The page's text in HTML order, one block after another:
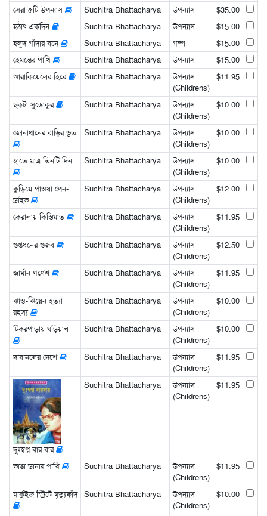
সেরা ৫টি উপন্যাস Suchitra Bhattacharya উপন্যাস
$35.00
হঠাৎ একদিন
Suchitra Bhattacharya উপন্যাস
$15.00
হলুদ গাঁদার বনে
Suchitra Bhattacharya গল্প
$15.00
হেমন্তের পাখি
Suchitra Bhattacharya উপন্যাস
$15.00
আরাকিয়েলের হিরে
Suchitra Bhattacharya
উপন্যাস
(Childrens)
$11.95
ছকটা সুডোকুর Suchitra Bhattacharya
উপন্যাস
(Childrens)
$10.00
জোনাথানের বাড়ির ভূত Suchitra Bhattacharya
উপন্যাস
(Childrens)
$10.00
হাতে মাত্র তিনটি দিন Suchitra Bhattacharya
উপন্যাস
(Childrens)
$10.00
কুড়িয়ে পাওয়া পেন-
ড্রাইভ
Suchitra Bhattacharya
উপন্যাস
(Childrens)
$12.00
কেরালায় কিস্তিমাত Suchitra Bhattacharya
উপন্যাস
(Childrens)
$11.95
গুপ্তধনের গুজব Suchitra Bhattacharya
উপন্যাস
(Childrens)
$12.50
জার্মান গণেশ Suchitra Bhattacharya
উপন্যাস
(Childrens)
$11.95
ঝাও-ঝিয়েন হত্যা
রহস্য
Suchitra Bhattacharya
উপন্যাস
(Childrens)
$10.00
টিকরপাড়ায় ঘড়িয়াল Suchitra Bhattacharya
উপন্যাস
(Childrens)
$10.00
দাবানলের দেশে Suchitra Bhattacharya
উপন্যাস
(Childrens)
$11.95
দুঃস্বপ্ন বার বার
Suchitra Bhattacharya
উপন্যাস
(Childrens)
$11.95
ভাঙা ডানার পাখি Suchitra Bhattacharya
উপন্যাস
(Childrens)
$11.95
মার্কুইজ স্ট্রিটে মৃত্যুফাঁদ Suchitra Bhattacharya
উপন্যাস
(Childrens)
$10.00